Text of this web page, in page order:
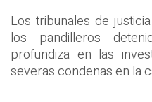
Los tribunales de
los pandilleros
profundiza en las
severas condenas en la